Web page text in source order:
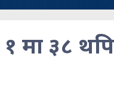
१ मा ३८